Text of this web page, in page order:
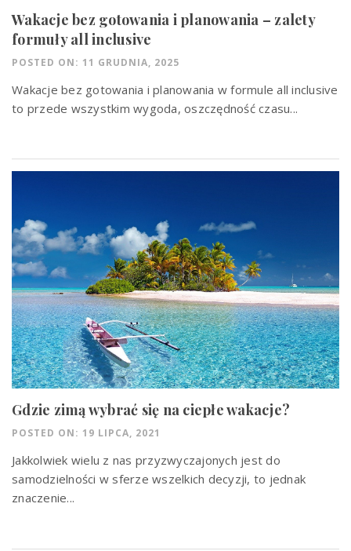
Wakacje bez gotowania i planowania – zalety
formuły all inclusive
POSTED ON: 11 GRUDNIA, 2025
Wakacje bez gotowania i planowania w formule all inclusive
to przede wszystkim wygoda, oszczędność czasu...
Gdzie zimą wybrać się na ciepłe wakacje?
POSTED ON: 19 LIPCA, 2021
Jakkolwiek wielu z nas przyzwyczajonych jest do
samodzielności w sferze wszelkich decyzji, to jednak
znaczenie...